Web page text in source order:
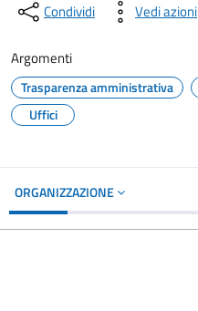
Condividi Vedi azioni
Argomenti
Trasparenza amministrativa
Uffici
ORGANIZZAZIONE